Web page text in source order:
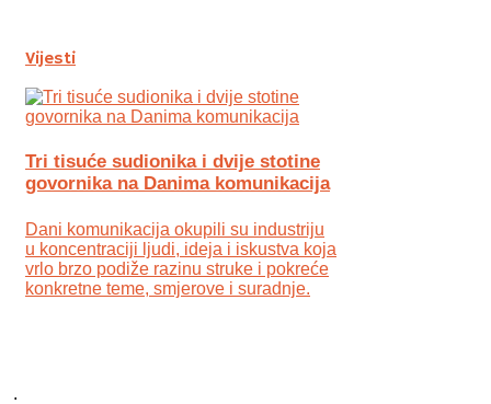
Vijesti
Tri tisuće sudionika i dvije stotine
govornika na Danima komunikacija
Dani komunikacija okupili su industriju
u koncentraciji ljudi, ideja i iskustva koja
vrlo brzo podiže razinu struke i pokreće
konkretne teme, smjerove i suradnje.
.